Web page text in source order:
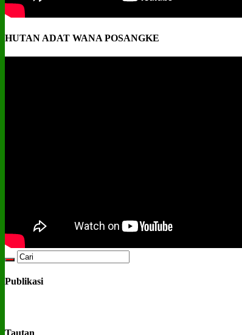
HUTAN ADAT WANA POSANGKE
Publikasi
Tautan